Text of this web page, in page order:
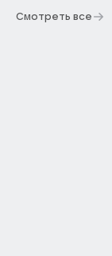
Смотреть все